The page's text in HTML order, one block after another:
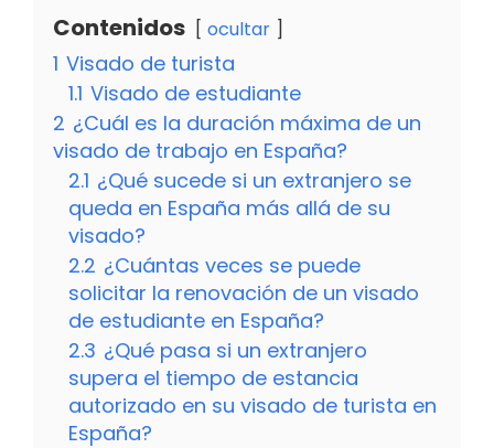
Contenidos ocultar
1 Visado de turista
1.1 Visado de estudiante
2 ¿Cuál es la duración máxima de un
visado de trabajo en España?
2.1 ¿Qué sucede si un extranjero se
queda en España más allá de su
visado?
2.2 ¿Cuántas veces se puede
solicitar la renovación de un visado
de estudiante en España?
2.3 ¿Qué pasa si un extranjero
supera el tiempo de estancia
autorizado en su visado de turista en
España?